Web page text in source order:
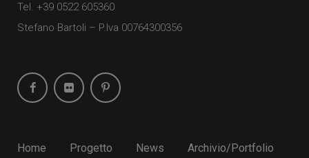
Tel. +39 0522 605360
Stefano Bartoli – P.Iva 00764300356
Home Progetto News Archivio/Portfolio